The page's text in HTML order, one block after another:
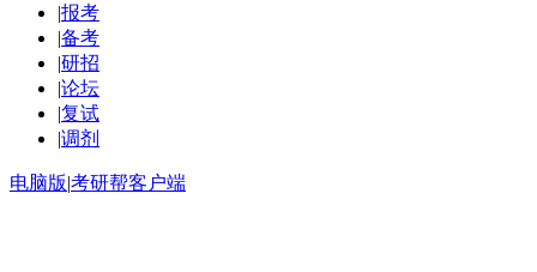
|报考
|备考
|研招
|论坛
|复试
|调剂
电脑版|考研帮客户端